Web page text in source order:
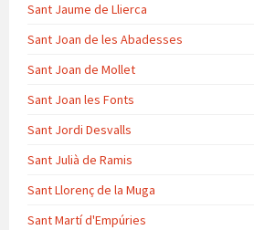
Sant Jaume de Llierca
Sant Joan de les Abadesses
Sant Joan de Mollet
Sant Joan les Fonts
Sant Jordi Desvalls
Sant Julià de Ramis
Sant Llorenç de la Muga
Sant Martí d'Empúries